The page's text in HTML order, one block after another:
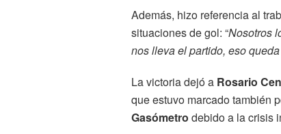
Además, hizo referencia al
situaciones de gol: “Nosotros
nos lleva el partido, eso
La victoria dejó a Rosario
que estuvo marcado también
Gasómetro debido a la crisis